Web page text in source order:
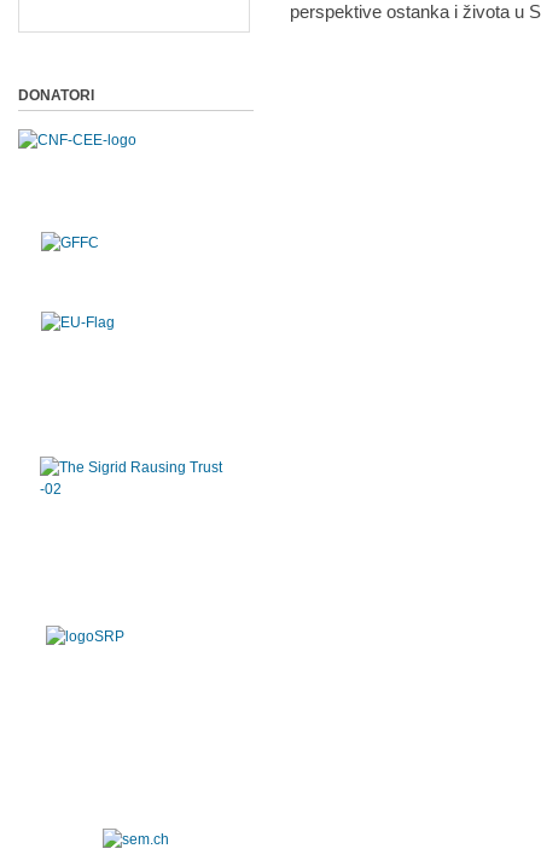
perspektive ostanka i života u
DONATORI